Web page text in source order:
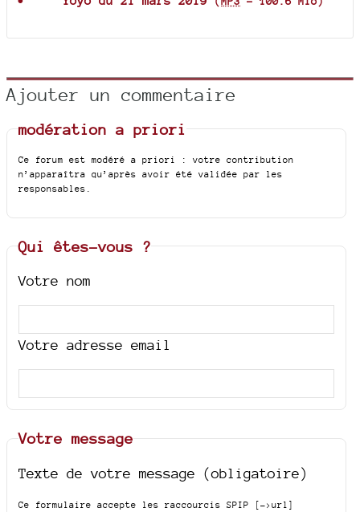
Ajouter un commentaire
modération a priori
Ce forum est modéré a priori : votre contribution
n’apparaîtra qu’après avoir été validée par les
responsables.
Qui êtes-vous ?
Votre nom
Votre adresse email
Votre message
Texte de votre message (obligatoire)
Ce formulaire accepte les raccourcis SPIP
[->url]